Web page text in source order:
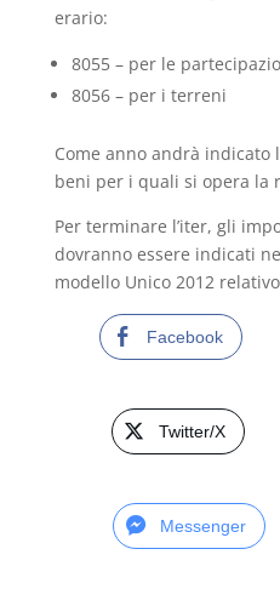
erario:
8055 – per le
8056 – per i terreni
Come anno andrà indicato
beni per i quali si opera la
Per terminare l’iter, gli
dovranno essere indicati
modello Unico 2012
Facebook
Twitter/X
Messenger